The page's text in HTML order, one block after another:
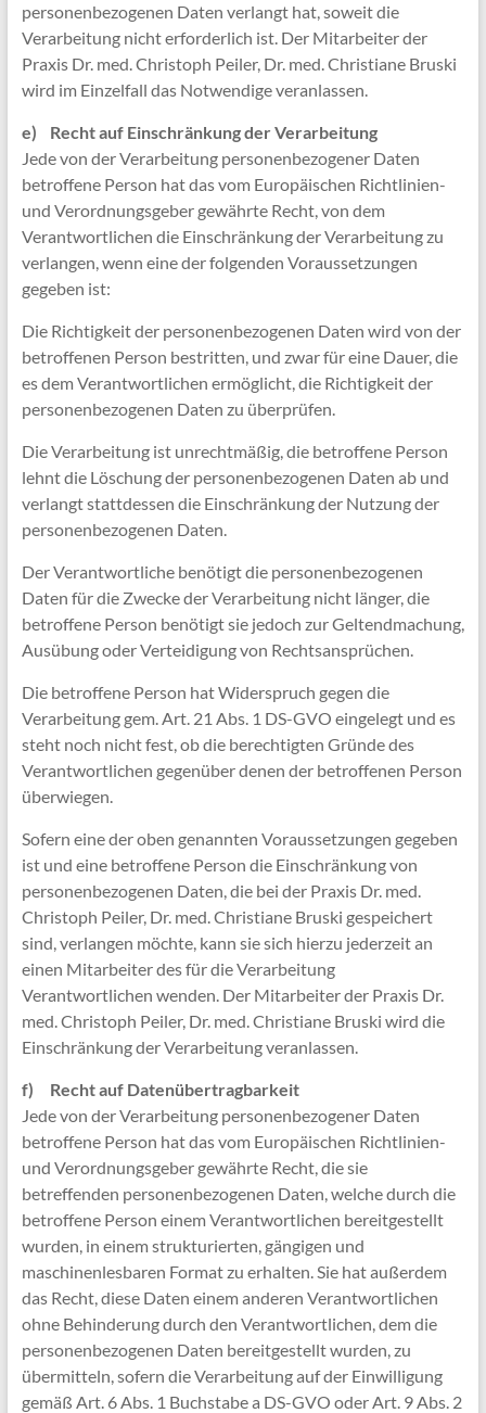
personenbezogenen Daten verlangt hat, soweit die
Verarbeitung nicht erforderlich ist. Der Mitarbeiter der
Praxis Dr. med. Christoph Peiler, Dr. med. Christiane Bruski
wird im Einzelfall das Notwendige veranlassen.
e) Recht auf Einschränkung der Verarbeitung
Jede von der Verarbeitung personenbezogener Daten
betroffene Person hat das vom Europäischen Richtlinien-
und Verordnungsgeber gewährte Recht, von dem
Verantwortlichen die Einschränkung der Verarbeitung zu
verlangen, wenn eine der folgenden Voraussetzungen
gegeben ist:
Die Richtigkeit der personenbezogenen Daten wird von der
betroffenen Person bestritten, und zwar für eine Dauer, die
es dem Verantwortlichen ermöglicht, die Richtigkeit der
personenbezogenen Daten zu überprüfen.
Die Verarbeitung ist unrechtmäßig, die betroffene Person
lehnt die Löschung der personenbezogenen Daten ab und
verlangt stattdessen die Einschränkung der Nutzung der
personenbezogenen Daten.
Der Verantwortliche benötigt die personenbezogenen
Daten für die Zwecke der Verarbeitung nicht länger, die
betroffene Person benötigt sie jedoch zur Geltendmachung,
Ausübung oder Verteidigung von Rechtsansprüchen.
Die betroffene Person hat Widerspruch gegen die
Verarbeitung gem. Art. 21 Abs. 1 DS-GVO eingelegt und es
steht noch nicht fest, ob die berechtigten Gründe des
Verantwortlichen gegenüber denen der betroffenen Person
überwiegen.
Sofern eine der oben genannten Voraussetzungen gegeben
ist und eine betroffene Person die Einschränkung von
personenbezogenen Daten, die bei der Praxis Dr. med.
Christoph Peiler, Dr. med. Christiane Bruski gespeichert
sind, verlangen möchte, kann sie sich hierzu jederzeit an
einen Mitarbeiter des für die Verarbeitung
Verantwortlichen wenden. Der Mitarbeiter der Praxis Dr.
med. Christoph Peiler, Dr. med. Christiane Bruski wird die
Einschränkung der Verarbeitung veranlassen.
f) Recht auf Datenübertragbarkeit
Jede von der Verarbeitung personenbezogener Daten
betroffene Person hat das vom Europäischen Richtlinien-
und Verordnungsgeber gewährte Recht, die sie
betreffenden personenbezogenen Daten, welche durch die
betroffene Person einem Verantwortlichen bereitgestellt
wurden, in einem strukturierten, gängigen und
maschinenlesbaren Format zu erhalten. Sie hat außerdem
das Recht, diese Daten einem anderen Verantwortlichen
ohne Behinderung durch den Verantwortlichen, dem die
personenbezogenen Daten bereitgestellt wurden, zu
übermitteln, sofern die Verarbeitung auf der Einwilligung
gemäß Art. 6 Abs. 1 Buchstabe a DS-GVO oder Art. 9 Abs. 2